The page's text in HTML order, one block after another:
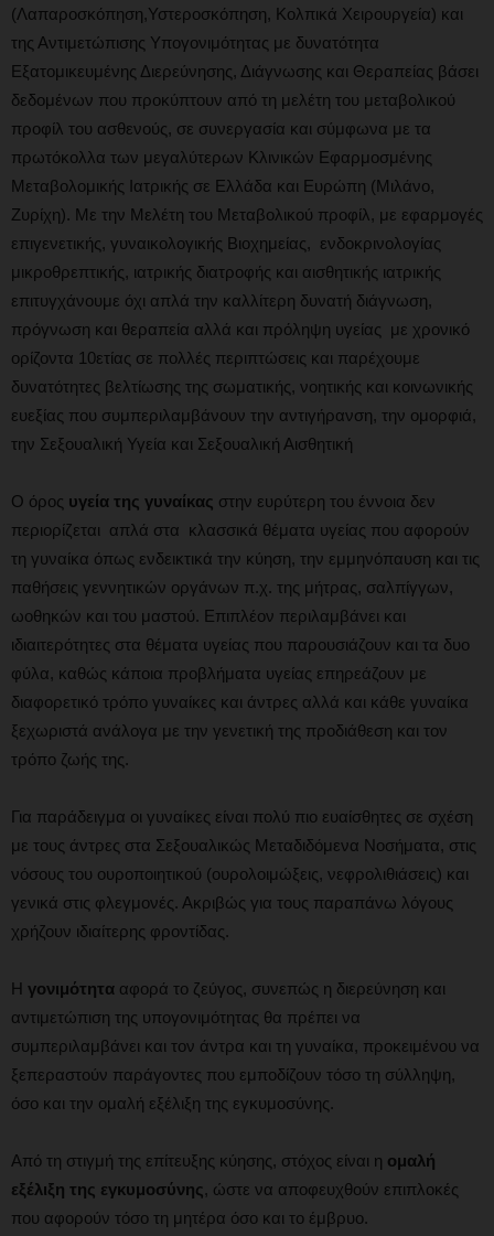
(Λαπαροσκόπηση,Υστεροσκόπηση, Κολπικά Χειρουργεία) και
της Αντιμετώπισης Υπογονιμότητας με δυνατότητα
Εξατομικευμένης Διερεύνησης, Διάγνωσης και Θεραπείας βάσει
δεδομένων που προκύπτουν από τη μελέτη του μεταβολικού
προφίλ του ασθενούς, σε συνεργασία και σύμφωνα με τα
πρωτόκολλα των μεγαλύτερων Κλινικών Εφαρμοσμένης
Μεταβολομικής Ιατρικής σε Ελλάδα και Ευρώπη (Μιλάνο,
Ζυρίχη). Με την Μελέτη του Μεταβολικού προφίλ, με εφαρμογές
επιγενετικής, γυναικολογικής Βιοχημείας, ενδοκρινολογίας
μικροθρεπτικής, ιατρικής διατροφής και αισθητικής ιατρικής
επιτυγχάνουμε όχι απλά την καλλίτερη δυνατή διάγνωση,
πρόγνωση και θεραπεία αλλά και πρόληψη υγείας με χρονικό
ορίζοντα 10ετίας σε πολλές περιπτώσεις και παρέχουμε
δυνατότητες βελτίωσης της σωματικής, νοητικής και κοινωνικής
ευεξίας που συμπεριλαμβάνουν την αντιγήρανση, την ομορφιά,
την Σεξουαλική Υγεία και Σεξουαλική Αισθητική
Ο όρος υγεία της γυναίκας στην ευρύτερη του έννοια δεν
περιορίζεται απλά στα κλασσικά θέματα υγείας που αφορούν
τη γυναίκα όπως ενδεικτικά την κύηση, την εμμηνόπαυση και τις
παθήσεις γεννητικών οργάνων π.χ. της μήτρας, σαλπίγγων,
ωοθηκών και του μαστού. Επιπλέον περιλαμβάνει και
ιδιαιτερότητες στα θέματα υγείας που παρουσιάζουν και τα δυο
φύλα, καθώς κάποια προβλήματα υγείας επηρεάζουν με
διαφορετικό τρόπο γυναίκες και άντρες αλλά και κάθε γυναίκα
ξεχωριστά ανάλογα με την γενετική της προδιάθεση και τον
τρόπο ζωής της.
Για παράδειγμα οι γυναίκες είναι πολύ πιο ευαίσθητες σε σχέση
με τους άντρες στα Σεξουαλικώς Μεταδιδόμενα Νοσήματα, στις
νόσους του ουροποιητικού (ουρολοιμώξεις, νεφρολιθιάσεις) και
γενικά στις φλεγμονές. Ακριβώς για τους παραπάνω λόγους
χρήζουν ιδιαίτερης φροντίδας.
Η γονιμότητα αφορά το ζεύγος, συνεπώς η διερεύνηση και
αντιμετώπιση της υπογονιμότητας θα πρέπει να
συμπεριλαμβάνει και τον άντρα και τη γυναίκα, προκειμένου να
ξεπεραστούν παράγοντες που εμποδίζουν τόσο τη σύλληψη,
όσο και την ομαλή εξέλιξη της εγκυμοσύνης.
Από τη στιγμή της επίτευξης κύησης, στόχος είναι η ομαλή
εξέλιξη της εγκυμοσύνης , ώστε να αποφευχθούν επιπλοκές
που αφορούν τόσο τη μητέρα όσο και το έμβρυο.